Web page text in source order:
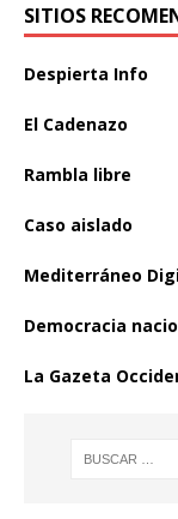
SITIOS
Despierta Info
El Cadenazo
Rambla libre
Caso aislado
Mediterráneo
Democracia
La Gazeta